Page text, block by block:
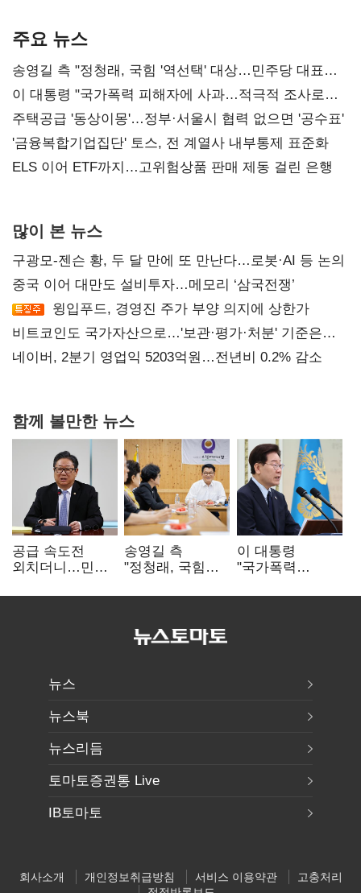
주요 뉴스
송영길 측 "정청래, 국힘 '역선택' 대상…민주당 대표로
총선 지휘 못해"
이 대통령 "국가폭력 피해자에 사과…적극적 조사로
진실 밝혀야"
주택공급 '동상이몽'…정부·서울시 협력 없으면 '공수표'
'금융복합기업집단' 토스, 전 계열사 내부통제 표준화
ELS 이어 ETF까지…고위험상품 판매 제동 걸린 은행
많이 본 뉴스
구광모-젠슨 황, 두 달 만에 또 만난다…로봇·AI 등 논의
중국 이어 대만도 설비투자…메모리 ‘삼국전쟁’
윙입푸드, 경영진 주가 부양 의지에 상한가
비트코인도 국가자산으로…'보관·평가·처분' 기준은
숙제
네이버, 2분기 영업익 5203억원…전년비 0.2% 감소
함께 볼만한 뉴스
공급 속도전
외치더니…민주,
리모델링'까지
송영길 측
"정청래, 국힘
민주당 대표로
이 대통령
"국가폭력
적극적 조사로
뉴스
뉴스북
뉴스리듬
토마토증권통 Live
IB토마토
회사소개 개인정보취급방침 서비스 이용약관
고충처리